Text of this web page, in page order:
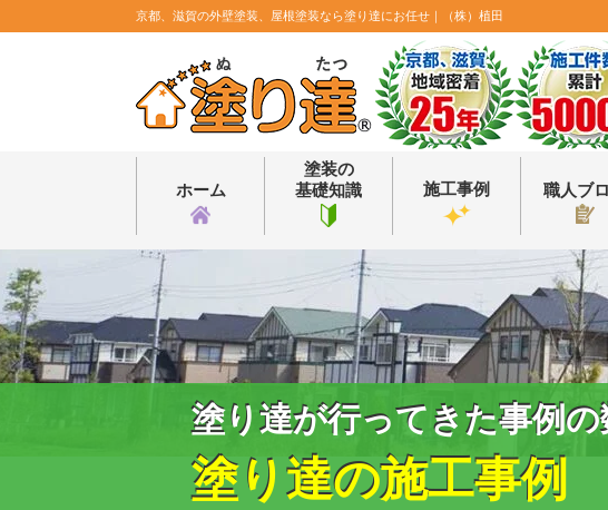
京都、滋賀の外壁塗装、屋根塗装なら塗り達にお任せ｜（株）植田
ホーム
塗装の
基礎知識
施工事例 職人ブ
塗り達が行ってきた事例
塗り達の施工事例